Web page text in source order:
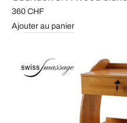
360 CHF
Ajouter au panier